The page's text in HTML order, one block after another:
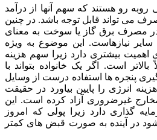
روبه رو هستند که سهم آنها از درآمد
می تواند قابل توجه باشد. در چنین
مصرف برق گاز یا سوخت به معنای
نیازهاست. این موضوع به ویژه
اهمیت بیشتری دارد زیرا سهم هزینه
بالاتر است. اگر یک خانواده بتواند با
پنجره ها استفاده درست از وسایل
انرژی را پایین بیاورد در حقیقت
غیرضروری آزاد کرده است. این
گذاری دارد زیرا پولی که امروز
در آینده به صورت قبض های کمتر